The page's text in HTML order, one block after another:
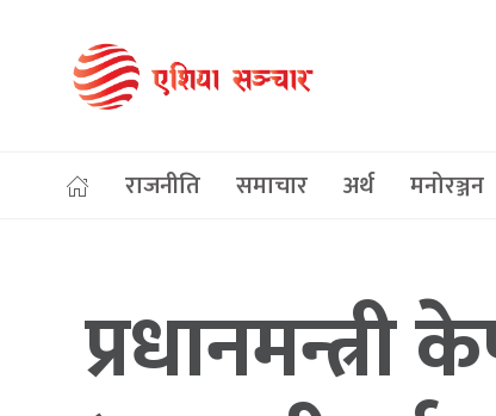
राजनीति समाचार अर्थ मनोरञ्जन